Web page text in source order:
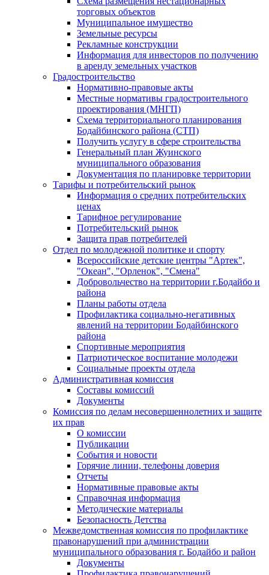
торговых объектов
Муниципальное имущество
Земельные ресурсы
Рекламные конструкции
Информация для инвесторов по получению
в аренду земельных участков
Градостроительство
Нормативно-правовые акты
Местные нормативы градостроительного
проектирования (МНГП)
Схема территориального планирования
Бодайбинского района (СТП)
Получить услугу в сфере строительства
Генеральный план Жуинского
муниципального образования
Документация по планировке территории
Тарифы и потребительский рынок
Информация о средних потребительских
ценах
Тарифное регулирование
Потребительский рынок
Защита прав потребителей
Отдел по молодежной политике и спорту
Всероссийские детские центры "Артек",
"Океан", "Орленок", "Смена"
Добровольчество на территории г.Бодайбо и
района
Планы работы отдела
Профилактика социально-негативных
явлений на территории Бодайбинского
района
Спортивные мероприятия
Патриотическое воспитание молодежи
Социальные проекты отдела
Административная комиссия
Составы комиссий
Документы
Комиссия по делам несовершеннолетних и защите
их прав
О комиссии
Публикации
События и новости
Горячие линии, телефоны доверия
Отчеты
Нормативные правовые акты
Справочная информация
Методические материалы
Безопасность Детства
Межведомственная комиссия по профилактике
правонарушений при администрации
муниципального образования г. Бодайбо и район
Документы